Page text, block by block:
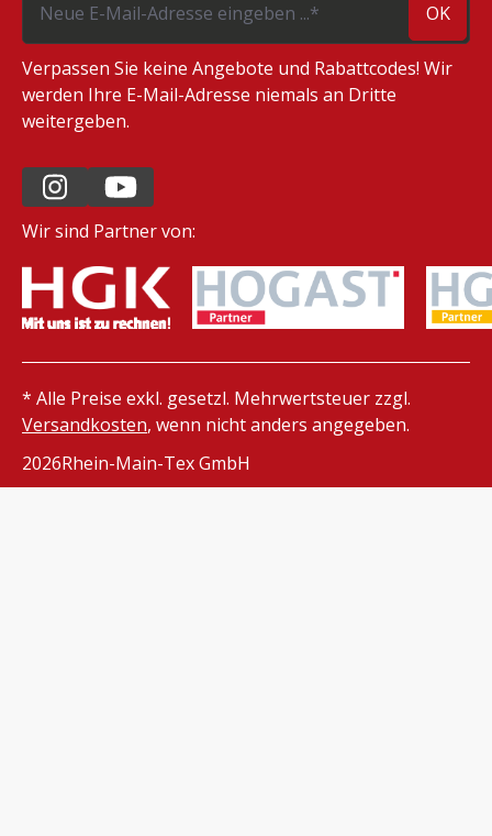
OK
Verpassen Sie keine Angebote und Rabattcodes! Wir
werden Ihre E-Mail-Adresse niemals an Dritte
weitergeben.
Wir sind Partner von:
* Alle Preise exkl. gesetzl. Mehrwertsteuer zzgl.
Versandkosten, wenn nicht anders angegeben.
2026Rhein-Main-Tex GmbH